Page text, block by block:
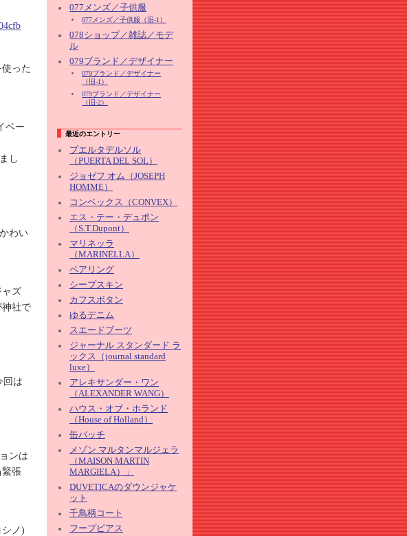
った
ベー
し
わい
ズ
社で
回は
ンは
緊張
シノ)
077メンズ／子供服
077メンズ／子供服（旧-1）
078ショップ／雑誌／モデ
ル
079ブランド／デザイナー
079ブランド／デザイナー
（旧-1）
079ブランド／デザイナー
（旧-2）
最近のエントリー
プエルタデルソル
（PUERTA DEL SOL）
ジョゼフ オム（JOSEPH
HOMME）
コンベックス（CONVEX）
エス・テー・デュポン
（S.T.Dupont）
マリネッラ
（MARINELLA）
ペアリング
シープスキン
カフスボタン
ゆるデニム
スエードブーツ
ジャーナル スタンダード ラ
ックス（journal standard
luxe）
アレキサンダー・ワン
（ALEXANDER WANG）
ハウス・オブ・ホランド
（House of Holland）
缶バッチ
メゾン マルタンマルジェラ
（MAISON MARTIN
MARGIELA）」
DUVETICAのダウンジャケ
ット
千鳥柄コート
フープピアス